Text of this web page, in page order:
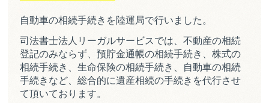
自動車の相続手続きを陸運局で行いました。
司法書士法人リーガルサービスでは、不動産の相続
登記のみならず、預貯金通帳の相続手続き、株式の
相続手続き、生命保険の相続手続き、自動車の相続
手続きなど、総合的に遺産相続の手続きを代行させ
て頂いております。